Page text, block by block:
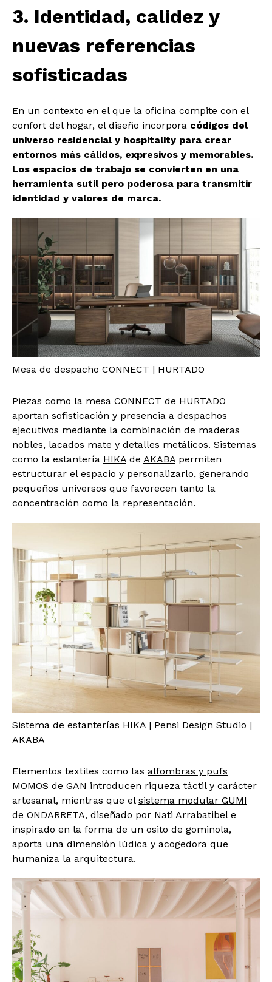
3. Identidad, calidez y
nuevas referencias
sofisticadas
En un contexto en el que la oficina compite con el
confort del hogar, el diseño incorpora códigos del
universo residencial y hospitality para crear
entornos más cálidos, expresivos y memorables.
Los espacios de trabajo se convierten en una
herramienta sutil pero poderosa para transmitir
identidad y valores de marca.
Mesa de despacho CONNECT | HURTADO
Piezas como la mesa CONNECT de HURTADO
aportan sofisticación y presencia a despachos
ejecutivos mediante la combinación de maderas
nobles, lacados mate y detalles metálicos. Sistemas
como la estantería HIKA de AKABA permiten
estructurar el espacio y personalizarlo, generando
pequeños universos que favorecen tanto la
concentración como la representación.
Sistema de estanterías HIKA | Pensi Design Studio |
AKABA
Elementos textiles como las alfombras y pufs
MOMOS de GAN introducen riqueza táctil y carácter
artesanal, mientras que el sistema modular GUMI
de ONDARRETA, diseñado por Nati Arrabatibel e
inspirado en la forma de un osito de gominola,
aporta una dimensión lúdica y acogedora que
humaniza la arquitectura.